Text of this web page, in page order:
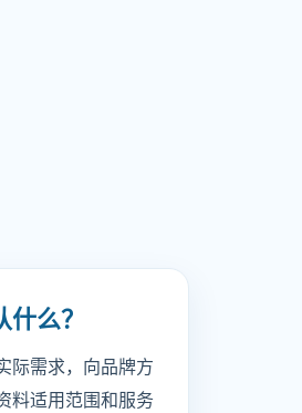
么？
际需求，向品牌方
料适用范围和服务